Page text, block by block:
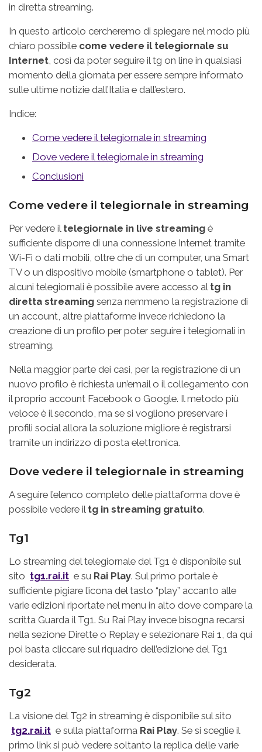
in diretta streaming.
In questo articolo cercheremo di spiegare nel modo più
chiaro possibile come vedere il telegiornale su
Internet , così da poter seguire il tg on line in qualsiasi
momento della giornata per essere sempre informato
sulle ultime notizie dall’Italia e dall’estero.
Indice:
Come vedere il telegiornale in streaming
Dove vedere il telegiornale in streaming
Conclusioni
Come vedere il telegiornale in streaming
Per vedere il telegiornale in live streaming è
sufficiente disporre di una connessione Internet tramite
Wi-Fi o dati mobili, oltre che di un computer, una Smart
TV o un dispositivo mobile (smartphone o tablet). Per
alcuni telegiornali è possibile avere accesso al tg in
diretta streaming senza nemmeno la registrazione di
un account, altre piattaforme invece richiedono la
creazione di un profilo per poter seguire i telegiornali in
streaming.
Nella maggior parte dei casi, per la registrazione di un
nuovo profilo è richiesta un’email o il collegamento con
il proprio account Facebook o Google. Il metodo più
veloce è il secondo, ma se si vogliono preservare i
profili social allora la soluzione migliore è registrarsi
tramite un indirizzo di posta elettronica.
Dove vedere il telegiornale in streaming
A seguire l’elenco completo delle piattaforma dove è
possibile vedere il tg in streaming gratuito.
Tg1
Lo streaming del telegiornale del Tg1 è disponibile sul
sito tg1.rai.it e su Rai Play. Sul primo portale è
sufficiente pigiare l’icona del tasto “play” accanto alle
varie edizioni riportate nel menu in alto dove compare la
scritta Guarda il Tg1. Su Rai Play invece bisogna recarsi
nella sezione Dirette o Replay e selezionare Rai 1, da qui
poi basta cliccare sul riquadro dell’edizione del Tg1
desiderata.
Tg2
La visione del Tg2 in streaming è disponibile sul sito
tg2.rai.it e sulla piattaforma Rai Play. Se si sceglie il
primo link si può vedere soltanto la replica delle varie